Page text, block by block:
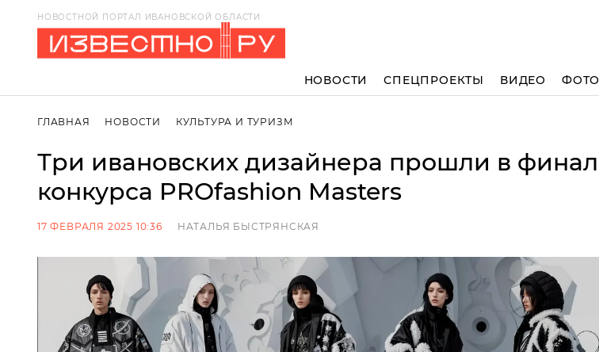
НОВОСТНОЙ ПОРТАЛ ИВАНОВСКОЙ ОБЛАСТИ
НОВОСТИ СПЕЦПРОЕКТЫ ВИДЕО ФОТО
ГЛАВНАЯ НОВОСТИ КУЛЬТУРА И ТУРИЗМ
Три ивановских дизайнера прошли в финал
конкурса PROfashion Masters
17 ФЕВРАЛЯ 2025 10:36 НАТАЛЬЯ БЫСТРЯНСКАЯ